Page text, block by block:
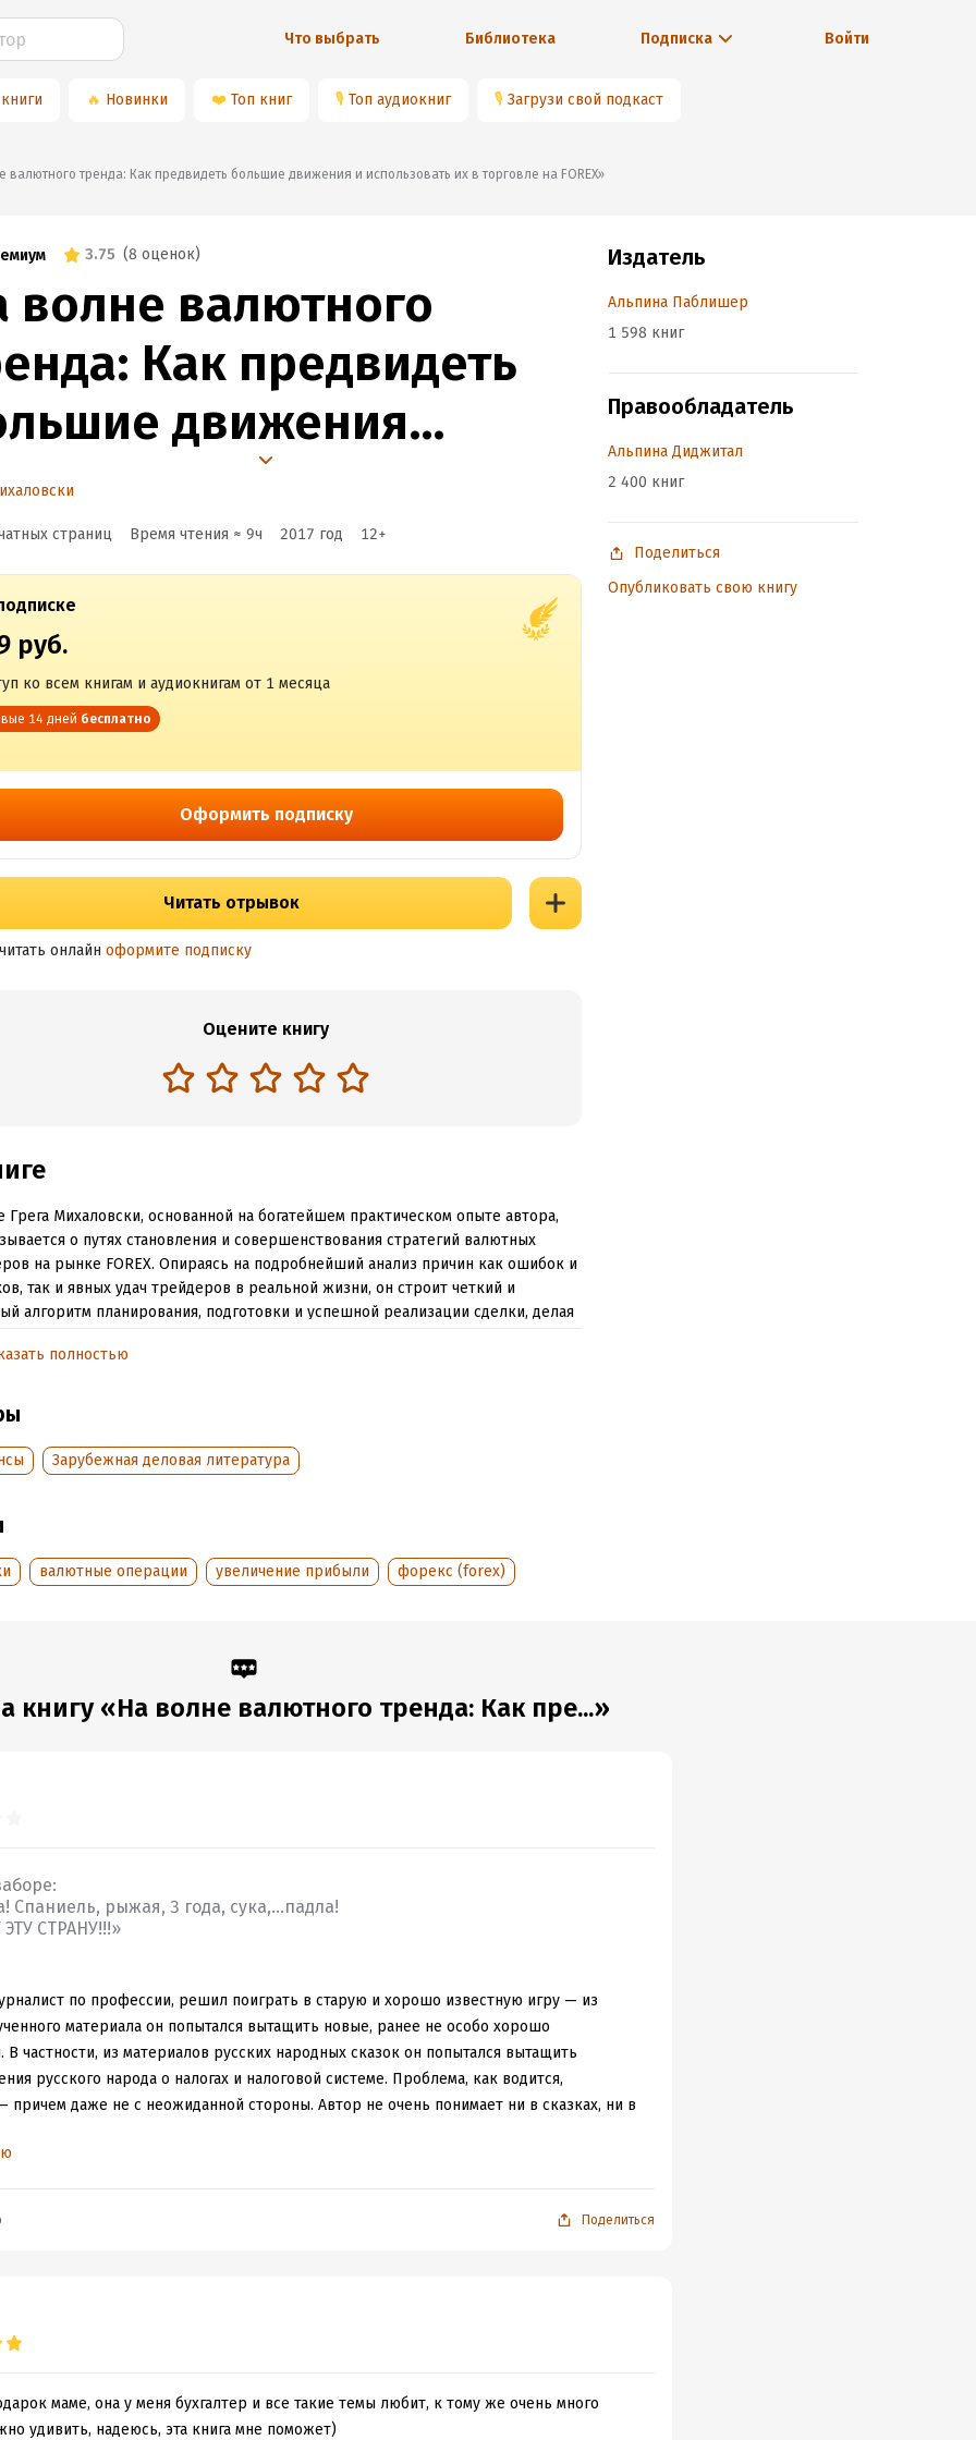
Что выбрать Библиотека Подписка Войти
🔥 Новинки ❤️ Топ книг 🎙 Топ аудиокниг 🎙 Загрузи свой подкаст
валютного тренда: Как предвидеть большие движения и использовать их в торговле на FOREX»
3.75 (8 оценок)
волне валютного
Как предвидеть
движения
торговле на FOREX
страниц Время чтения ≈ 9ч 2017 год 12+
руб.
ко всем книгам и аудиокнигам от 1 месяца
14 дней бесплатно
Оформить подписку
Читать отрывок
онлайн оформите подписку
Оцените книгу
Грега Михаловски, основанной на богатейшем практическом опыте автора,
о путях становления и совершенствования стратегий валютных
на рынке FOREX. Опираясь на подробнейший анализ причин как ошибок и
так и явных удач трейдеров в реальной жизни, он строит четкий и
алгоритм планирования, подготовки и успешной реализации сделки, делая
решений. На показательных примерах и стройной системе определения
отдельно взятого трейдера искоренить типичные ошибки, максимально
вероятность потери денег.
623059
2017
Переводчик:А. Шматова
Время на чтение:9ч.
полностью
Зарубежная деловая литература
валютные операции увеличение прибыли форекс (forex)
Издатель
Альпина Паблишер
1 598 книг
Правообладатель
Альпина Диджитал
2 400 книг
Поделиться
Опубликовать свою книгу
книгу «На волне валютного тренда: Как пре...»
Спаниель, рыжая, 3 года, сука,...падла!
СТРАНУ!!!»
по профессии, решил поиграть в старую и хорошо известную игру — из
материала он попытался вытащить новые, ранее не особо хорошо
В частности, из материалов русских народных сказок он попытался вытащить
русского народа о налогах и налоговой системе. Проблема, как водится,
причем даже не с неожиданной стороны. Автор не очень понимает ни в сказках, ни в
исследования на эту тему только в России насчитывают пару
Пропп , который сдвинул не только отечественную, но и мировую науку. К
не проработал и 1/10 из представленного материала. Исторические корни
интернациональная, и здесь не надо обольщаться — сюжетов сказок, тем более
Поэтому нет ничего удивительно, что народные и волшебные сказки разных
Поделиться
маме, она у меня бухгалтер и все такие темы любит, к тому же очень много
удивить, надеюсь, эта книга мне поможет)